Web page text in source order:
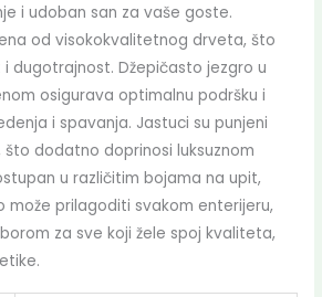
i udoban san za vaše goste.
od visokokvalitetnog drveta, što
dugotrajnost. Džepičasto jezgro u
osigurava optimalnu podršku i
i spavanja. Jastuci su punjeni
što dodatno doprinosi luksuznom
u različitim bojama na upit,
može prilagoditi svakom enterijeru,
za sve koji žele spoj kvaliteta,